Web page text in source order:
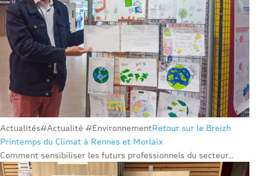
Actualités#Actualité #EnvironnementRetour sur le Breizh
Printemps du Climat à Rennes et Morlaix
Comment sensibiliser les futurs professionnels du secteur...